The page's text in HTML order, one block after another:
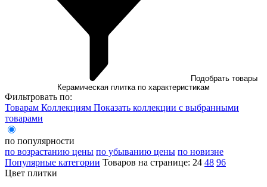
Керамическая плитка по характеристикам
Фильтровать по:
Товарам Коллекциям Показать коллекции с выбранными
товарами
по популярности
по возрастанию цены по убыванию цены по новизне
Популярные категории Товаров на странице: 24 48 96
Цвет плитки